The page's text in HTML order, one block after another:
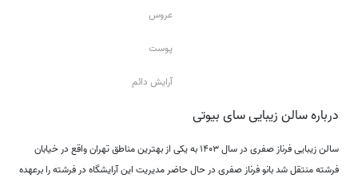
درباره سالن زیبایی سای بیوتی
سالن زیبایی فرناز صفری در سال ۱۴۰۳ به یکی از بهترین مناطق تهران واقع در خیابان
فرشته منتقل شد بانو فرناز صفری در حال حاضر مدیریت این آرایشگاه در فرشته را برعهده
عروس
پوست
آرایش دائم